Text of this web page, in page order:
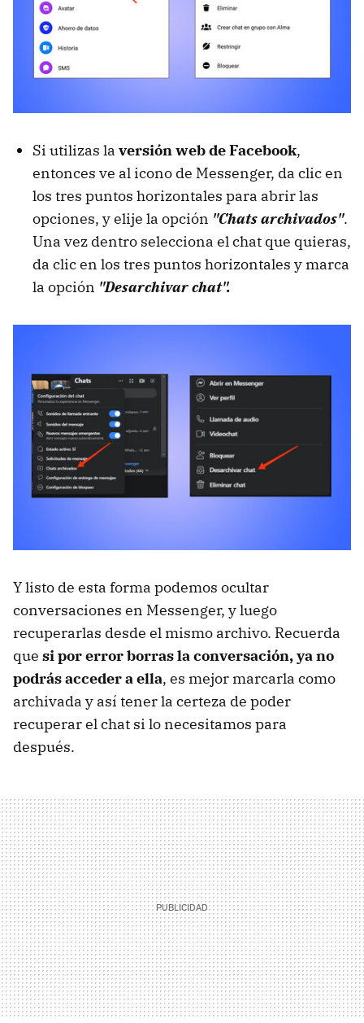
Si utilizas la versión web de Facebook,
entonces ve al icono de Messenger, da clic en
los tres puntos horizontales para abrir las
opciones, y elije la opción "Chats archivados".
Una vez dentro selecciona el chat que quieras,
da clic en los tres puntos horizontales y marca
la opción "Desarchivar chat".
Y listo de esta forma podemos ocultar
conversaciones en Messenger, y luego
recuperarlas desde el mismo archivo. Recuerda
que si por error borras la conversación, ya no
podrás acceder a ella, es mejor marcarla como
archivada y así tener la certeza de poder
recuperar el chat si lo necesitamos para
después.